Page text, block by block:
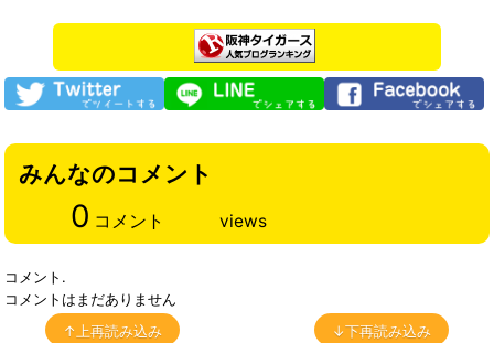
みんなのコメント
0 コメント views
コメント.
コメントはまだありません
↑上再読み込み
↓下再読み込み